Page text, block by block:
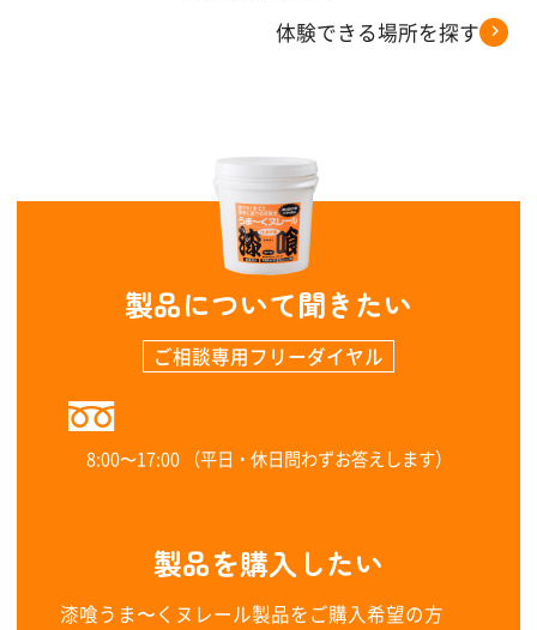
体験できる場所を探す
製品について聞きたい
ご相談専用フリーダイヤル
0120-323-960
8:00〜17:00 （平日・休日問わずお答えします）
製品を購入したい
漆喰うま〜くヌレール製品をご購入希望の方